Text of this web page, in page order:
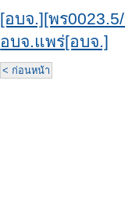
[อบจ.][พร
อบจ.แพร่[อบจ.]
< ก่อนหน้า